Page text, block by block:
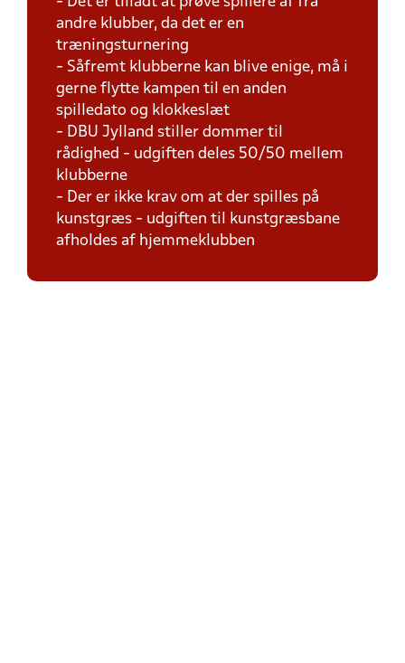
andre klubber, da det er en
træningsturnering
- Såfremt klubberne kan blive enige, må i
gerne flytte kampen til en anden
spilledato og klokkeslæt
- DBU Jylland stiller dommer til
rådighed - udgiften deles 50/50 mellem
klubberne
- Der er ikke krav om at der spilles på
kunstgræs - udgiften til kunstgræsbane
afholdes af hjemmeklubben